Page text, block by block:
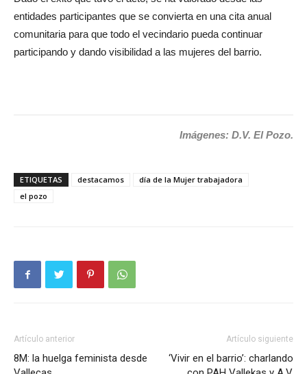
entidades participantes que se convierta en una cita anual
comunitaria para que todo el vecindario pueda continuar
participando y dando visibilidad a las mujeres del barrio.
Imágenes: D.V. El Pozo.
ETIQUETAS destacamos
día de la Mujer trabajadora
el pozo
Artículo anterior
8M: la huelga feminista desde
Artículo siguiente
‘Vivir en el barrio’: charlando